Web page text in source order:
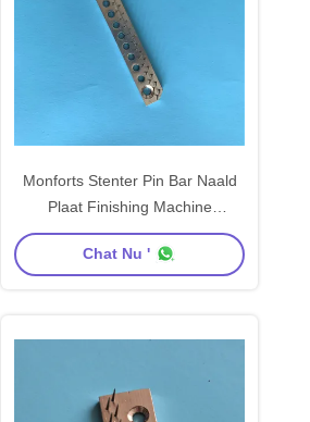
Monforts Stenter Pin Bar Naald
Plaat Finishing Machine
Accessoires Koperplaat SS CS
Materiaal Naald
Chat Nu '